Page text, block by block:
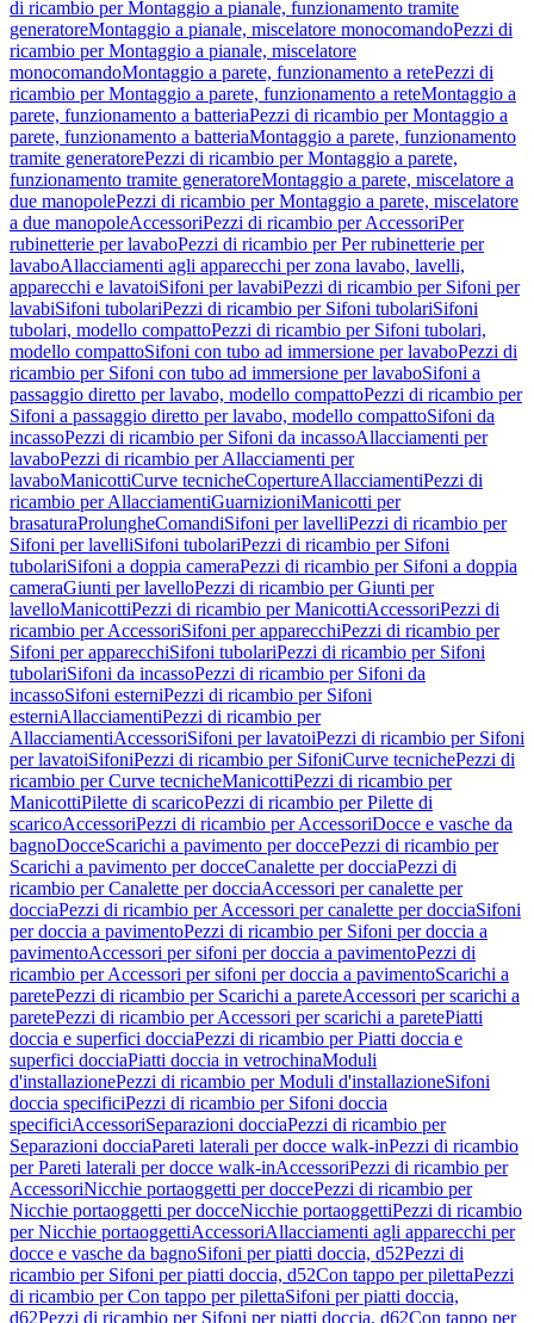
di ricambio per Montaggio a pianale, funzionamento tramite
generatoreMontaggio a pianale, miscelatore monocomandoPezzi di
ricambio per Montaggio a pianale, miscelatore
monocomandoMontaggio a parete, funzionamento a retePezzi di
ricambio per Montaggio a parete, funzionamento a reteMontaggio a
parete, funzionamento a batteriaPezzi di ricambio per Montaggio a
parete, funzionamento a batteriaMontaggio a parete, funzionamento
tramite generatorePezzi di ricambio per Montaggio a parete,
funzionamento tramite generatoreMontaggio a parete, miscelatore a
due manopolePezzi di ricambio per Montaggio a parete, miscelatore
a due manopoleAccessoriPezzi di ricambio per AccessoriPer
rubinetterie per lavaboPezzi di ricambio per Per rubinetterie per
lavaboAllacciamenti agli apparecchi per zona lavabo, lavelli,
apparecchi e lavatoiSifoni per lavabiPezzi di ricambio per Sifoni per
lavabiSifoni tubolariPezzi di ricambio per Sifoni tubolariSifoni
tubolari, modello compattoPezzi di ricambio per Sifoni tubolari,
modello compattoSifoni con tubo ad immersione per lavaboPezzi di
ricambio per Sifoni con tubo ad immersione per lavaboSifoni a
passaggio diretto per lavabo, modello compattoPezzi di ricambio per
Sifoni a passaggio diretto per lavabo, modello compattoSifoni da
incassoPezzi di ricambio per Sifoni da incassoAllacciamenti per
lavaboPezzi di ricambio per Allacciamenti per
lavaboManicottiCurve tecnicheCopertureAllacciamentiPezzi di
ricambio per AllacciamentiGuarnizioniManicotti per
brasaturaProlungheComandiSifoni per lavelliPezzi di ricambio per
Sifoni per lavelliSifoni tubolariPezzi di ricambio per Sifoni
tubolariSifoni a doppia cameraPezzi di ricambio per Sifoni a doppia
cameraGiunti per lavelloPezzi di ricambio per Giunti per
lavelloManicottiPezzi di ricambio per ManicottiAccessoriPezzi di
ricambio per AccessoriSifoni per apparecchiPezzi di ricambio per
Sifoni per apparecchiSifoni tubolariPezzi di ricambio per Sifoni
tubolariSifoni da incassoPezzi di ricambio per Sifoni da
incassoSifoni esterniPezzi di ricambio per Sifoni
esterniAllacciamentiPezzi di ricambio per
AllacciamentiAccessoriSifoni per lavatoiPezzi di ricambio per Sifoni
per lavatoiSifoniPezzi di ricambio per SifoniCurve tecnichePezzi di
ricambio per Curve tecnicheManicottiPezzi di ricambio per
ManicottiPilette di scaricoPezzi di ricambio per Pilette di
scaricoAccessoriPezzi di ricambio per AccessoriDocce e vasche da
bagnoDocceScarichi a pavimento per doccePezzi di ricambio per
Scarichi a pavimento per docceCanalette per docciaPezzi di
ricambio per Canalette per docciaAccessori per canalette per
docciaPezzi di ricambio per Accessori per canalette per docciaSifoni
per doccia a pavimentoPezzi di ricambio per Sifoni per doccia a
pavimentoAccessori per sifoni per doccia a pavimentoPezzi di
ricambio per Accessori per sifoni per doccia a pavimentoScarichi a
paretePezzi di ricambio per Scarichi a pareteAccessori per scarichi a
paretePezzi di ricambio per Accessori per scarichi a paretePiatti
doccia e superfici docciaPezzi di ricambio per Piatti doccia e
superfici docciaPiatti doccia in vetrochinaModuli
d'installazionePezzi di ricambio per Moduli d'installazioneSifoni
doccia specificiPezzi di ricambio per Sifoni doccia
specificiAccessoriSeparazioni docciaPezzi di ricambio per
Separazioni docciaPareti laterali per docce walk-inPezzi di ricambio
per Pareti laterali per docce walk-inAccessoriPezzi di ricambio per
AccessoriNicchie portaoggetti per doccePezzi di ricambio per
Nicchie portaoggetti per docceNicchie portaoggettiPezzi di ricambio
per Nicchie portaoggettiAccessoriAllacciamenti agli apparecchi per
docce e vasche da bagnoSifoni per piatti doccia, d52Pezzi di
ricambio per Sifoni per piatti doccia, d52Con tappo per pilettaPezzi
di ricambio per Con tappo per pilettaSifoni per piatti doccia,
d62Pezzi di ricambio per Sifoni per piatti doccia, d62Con tappo per